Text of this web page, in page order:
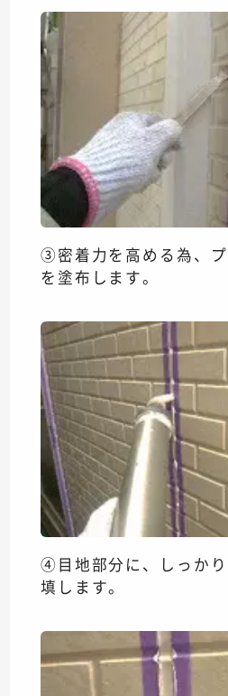
③密着力を高める為、
を塗布します。
④目地部分に、しっか
填します。